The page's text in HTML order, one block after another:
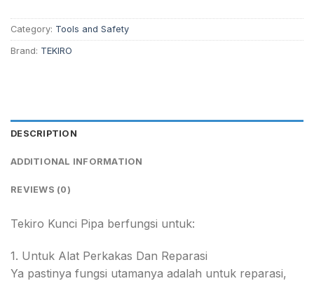
Category: Tools and Safety
Brand: TEKIRO
DESCRIPTION
ADDITIONAL INFORMATION
REVIEWS (0)
Tekiro Kunci Pipa berfungsi untuk:
1. Untuk Alat Perkakas Dan Reparasi
Ya pastinya fungsi utamanya adalah untuk reparasi,